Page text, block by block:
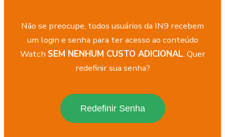
Não se preocupe, todos usuários da IN9 recebem
um login e senha para ter acesso ao conteúdo
Watch SEM NENHUM CUSTO ADICIONAL. Quer
redefinir sua senha?
Redefinir Senha